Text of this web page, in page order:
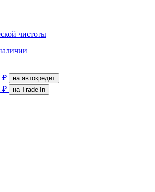
чистоты
₽ на автокредит
₽
на Trade-In